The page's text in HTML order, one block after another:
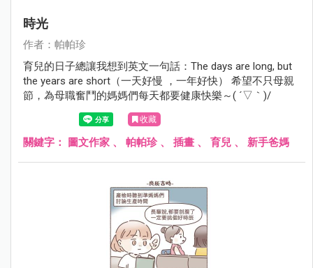
時光
作者：帕帕珍
育兒的日子總讓我想到英文一句話：The days are long, but
the years are short（一天好慢 ，一年好快） 希望不只母親
節，為母職奮鬥的媽媽們每天都要健康快樂～( ´▽｀)/
收藏
關鍵字： 圖文作家 、 帕帕珍、 插畫 、 育兒 、 新手爸媽